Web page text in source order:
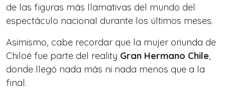
de las figuras más llamativas del mundo del
espectáculo nacional durante los últimos meses.
Asimismo, cabe recordar que la mujer oriunda de
Chiloé fue parte del reality Gran Hermano Chile,
donde llegó nada más ni nada menos que a la
final.